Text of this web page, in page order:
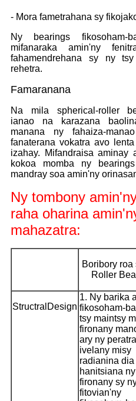
- Mora fametrahana sy
Ny bearings fikosoham-
mifanaraka amin'ny
fahamendrehana sy ny
rehetra.
Famaranana
Na mila spherical-roller
ianao na karazana
manana ny fahaiza-
fanaterana vokatra avo
izahay. Mifandraisa
kokoa momba ny
mandray soa amin'ny
Ny tombony
raha oharina
mahazatra:
Boribory roa
Roller
StructralDesign
1. Ny barika
fikosoham-
tsy maintsy
fironany
ary ny peratra
ivelany misy
radianina
hanitsiana ny
fironany sy
fitovian'ny